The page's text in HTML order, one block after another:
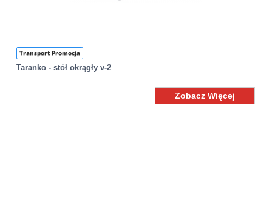
Transport Promocja
Taranko - stół okrągły v-2
Zobacz Więcej